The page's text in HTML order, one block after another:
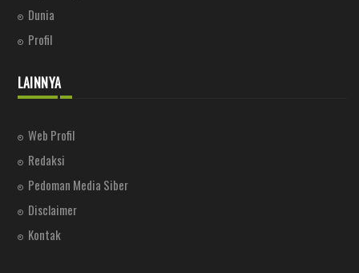
Dunia
Profil
LAINNYA
Web Profil
Redaksi
Pedoman Media Siber
Disclaimer
Kontak